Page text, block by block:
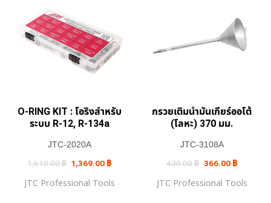
O-RING KIT : โอริงสำหรับ
ระบบ R-12, R-134a
JTC-2020A
1,610.00฿ Original
price
1,610.00 ฿.
1,369.00 ฿Current
price
1,369.00 ฿.
JTC Professional Tools
กรวยเติมน้ำมันเกียร์ออโต้
(โลหะ) 370 มม.
JTC-3108A
430.00฿ Original
price
430.00 ฿.
366.00 ฿Current
price
366.00 ฿.
JTC Professional Tools